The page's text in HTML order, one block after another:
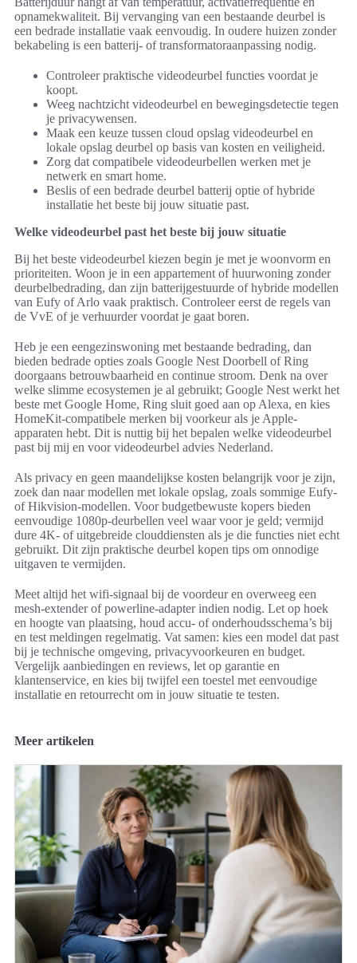
opnamekwaliteit. Bij vervanging van een bestaande deurbel is
een bedrade installatie vaak eenvoudig. In oudere huizen zonder
bekabeling is een batterij- of transformatoraanpassing nodig.
Controleer praktische videodeurbel functies voordat je
koopt.
Weeg nachtzicht videodeurbel en bewegingsdetectie tegen
je privacywensen.
Maak een keuze tussen cloud opslag videodeurbel en
lokale opslag deurbel op basis van kosten en veiligheid.
Zorg dat compatibele videodeurbellen werken met je
netwerk en smart home.
Beslis of een bedrade deurbel batterij optie of hybride
installatie het beste bij jouw situatie past.
Welke videodeurbel past het beste bij jouw situatie
Bij het beste videodeurbel kiezen begin je met je woonvorm en
prioriteiten. Woon je in een appartement of huurwoning zonder
deurbelbedrading, dan zijn batterijgestuurde of hybride modellen
van Eufy of Arlo vaak praktisch. Controleer eerst de regels van
de VvE of je verhuurder voordat je gaat boren.
Heb je een eengezinswoning met bestaande bedrading, dan
bieden bedrade opties zoals Google Nest Doorbell of Ring
doorgaans betrouwbaarheid en continue stroom. Denk na over
welke slimme ecosystemen je al gebruikt; Google Nest werkt het
beste met Google Home, Ring sluit goed aan op Alexa, en kies
HomeKit-compatibele merken bij voorkeur als je Apple-
apparaten hebt. Dit is nuttig bij het bepalen welke videodeurbel
past bij mij en voor videodeurbel advies Nederland.
Als privacy en geen maandelijkse kosten belangrijk voor je zijn,
zoek dan naar modellen met lokale opslag, zoals sommige Eufy-
of Hikvision-modellen. Voor budgetbewuste kopers bieden
eenvoudige 1080p-deurbellen veel waar voor je geld; vermijd
dure 4K- of uitgebreide clouddiensten als je die functies niet echt
gebruikt. Dit zijn praktische deurbel kopen tips om onnodige
uitgaven te vermijden.
Meet altijd het wifi-signaal bij de voordeur en overweeg een
mesh-extender of powerline-adapter indien nodig. Let op hoek
en hoogte van plaatsing, houd accu- of onderhoudsschema’s bij
en test meldingen regelmatig. Vat samen: kies een model dat past
bij je technische omgeving, privacyvoorkeuren en budget.
Vergelijk aanbiedingen en reviews, let op garantie en
klantenservice, en kies bij twijfel een toestel met eenvoudige
installatie en retourrecht om in jouw situatie te testen.
Meer artikelen